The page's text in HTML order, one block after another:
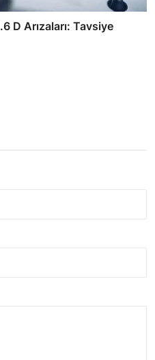
D Arızaları: Tavsiye